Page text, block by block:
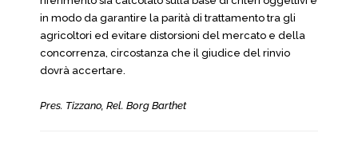
in modo da garantire la parità di trattamento tra gli
agricoltori ed evitare distorsioni del mercato e della
concorrenza, circostanza che il giudice del rinvio
dovrà accertare.
Pres. Tizzano, Rel. Borg Barthet